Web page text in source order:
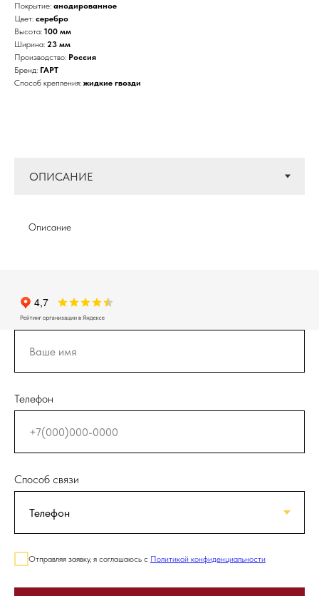
Покрытие: анодированное
Цвет: серебро
Высота: 100 мм
Ширина: 23 мм
Производство: Россия
Бренд: ГАРТ
Способ крепления: жидкие гвозди
Описание
Телефон
Способ связи
Отправляя заявку, я соглашаюсь с Политикой конфиденциальности